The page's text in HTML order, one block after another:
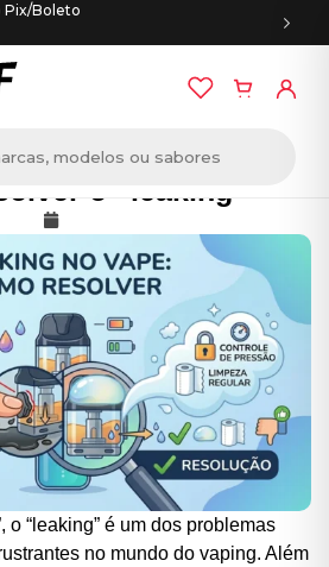
Pix/Boleto
líquido? Veja
o “leaking”
o “leaking” é um dos problemas
no mundo do vaping. Além